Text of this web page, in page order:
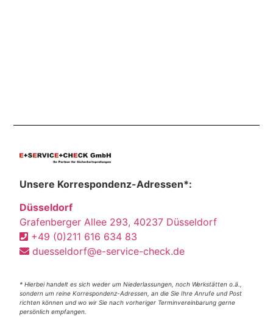
Unsere Korrespondenz-Adressen*:
Düsseldorf
Grafenberger Allee 293, 40237 Düsseldorf
+49 (0)211 616 634 83
duesseldorf@e-service-check.de
* Hierbei handelt es sich weder um Niederlassungen, noch Werkstätten o.ä.,
sondern um reine Korrespondenz-Adressen, an die Sie Ihre Anrufe und Post
richten können und wo wir Sie nach vorheriger Terminvereinbarung gerne
persönlich empfangen.